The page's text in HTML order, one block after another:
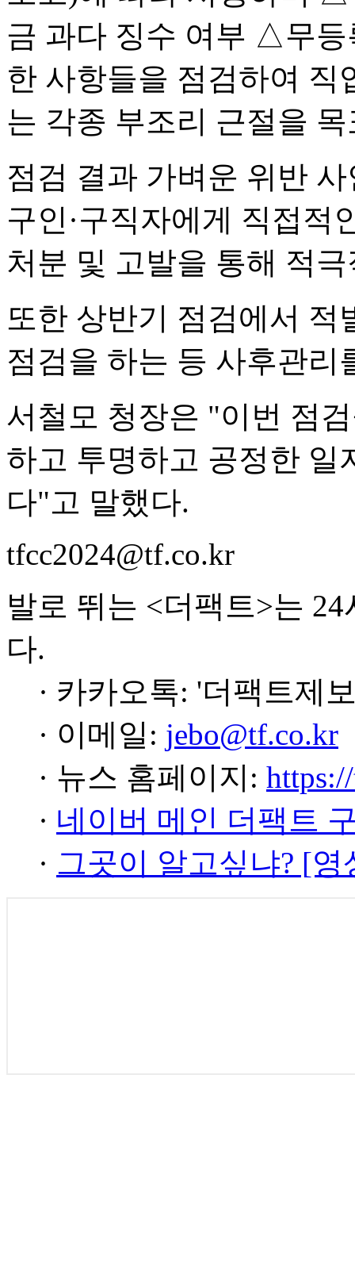
금 과다 징수 여부 △무등
한 사항들을 점검하여 직
는 각종 부조리 근절을
점검 결과 가벼운 위반
구인·구직자에게 직접적
처분 및 고발을 통해 적
또한 상반기 점검에서 적
점검을 하는 등 사후관리
서철모 청장은 "이번 점
하고 투명하고 공정한 일
다"고 말했다.
tfcc2024@tf.co.kr
발로 뛰는 <더팩트>는
다.
· 카카오톡: '더팩트제
· 이메일: jebo@tf.co.kr
· 뉴스 홈페이지:
· 네이버 메인 더팩트
· 그곳이 알고싶냐? [